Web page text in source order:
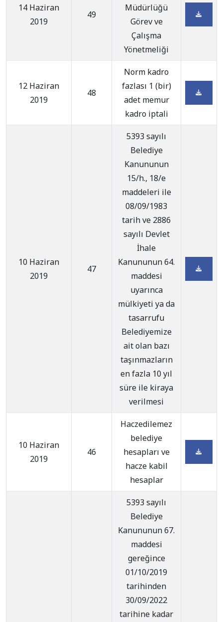
14 Haziran
2019
49
Müdürlüğü
Görev ve
Çalışma
Yönetmeliği
12 Haziran
2019
48
Norm kadro
fazlası 1 (bir)
adet memur
kadro iptali
10 Haziran
2019
47
5393 sayılı
Belediye
Kanununun
15/h., 18/e
maddeleri ile
08/09/1983
tarih ve 2886
sayılı Devlet
İhale
Kanununun 64.
maddesi
uyarınca
mülkiyeti ya da
tasarrufu
Belediyemize
ait olan bazı
taşınmazların
en fazla 10 yıl
süre ile kiraya
verilmesi
10 Haziran
2019
46
Haczedilemez
belediye
hesapları ve
hacze kabil
hesaplar
5393 sayılı
Belediye
Kanununun 67.
maddesi
gereğince
01/10/2019
tarihinden
30/09/2022
tarihine kadar